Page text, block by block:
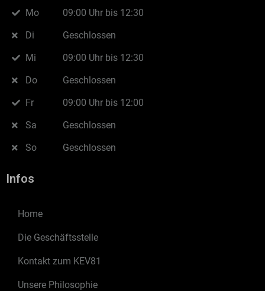
Mo
Di
Mi
Do
Fr
Sa
So
09:00 Uhr bis 12:30
Geschlossen
09:00 Uhr bis 12:30
Geschlossen
09:00 Uhr bis 12:00
Geschlossen
Geschlossen
Infos
Home
Die Geschäftsstelle
Kontakt zum KEV81
Unsere Philosophie